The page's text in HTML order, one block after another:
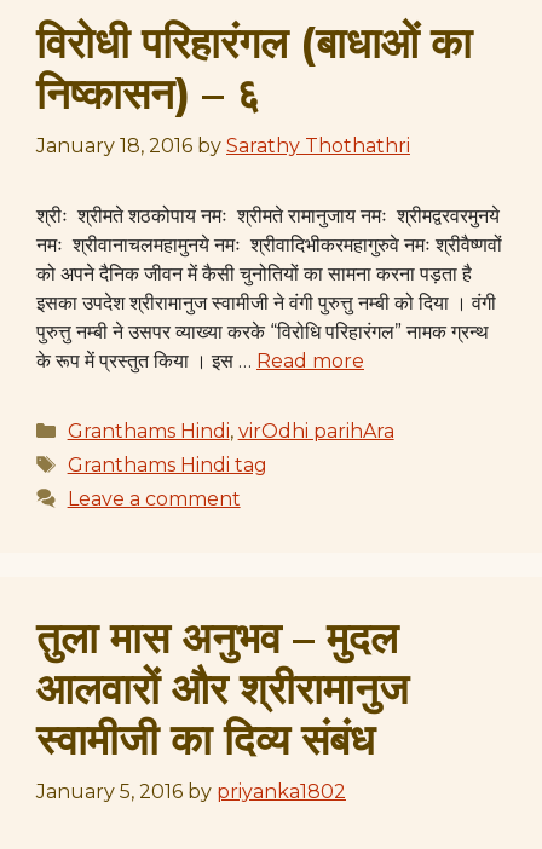
विरोधी परिहारंगल (बाधाओं का
निष्कासन) – ६
January 18, 2016 by Sarathy Thothathri
श्रीः श्रीमते शठकोपाय नमः श्रीमते रामानुजाय नमः श्रीमद्वरवरमुनये
नमः श्रीवानाचलमहामुनये नमः श्रीवादिभीकरमहागुरुवे नमः श्रीवैष्णवों
को अपने दैनिक जीवन में कैसी चुनोतियों का सामना करना पड़ता है
इसका उपदेश श्रीरामानुज स्वामीजी ने वंगी पुरुत्तु नम्बी को दिया । वंगी
पुरुत्तु नम्बी ने उसपर व्याख्या करके “विरोधि परिहारंगल” नामक ग्रन्थ
के रूप में प्रस्तुत किया । इस … Read more
Categories
Granthams Hindi, virOdhi parihAra
Tags
Granthams Hindi tag
Leave a comment
तुला मास अनुभव – मुदल
आलवारों और श्रीरामानुज
स्वामीजी का दिव्य संबंध
January 5, 2016 by priyanka1802